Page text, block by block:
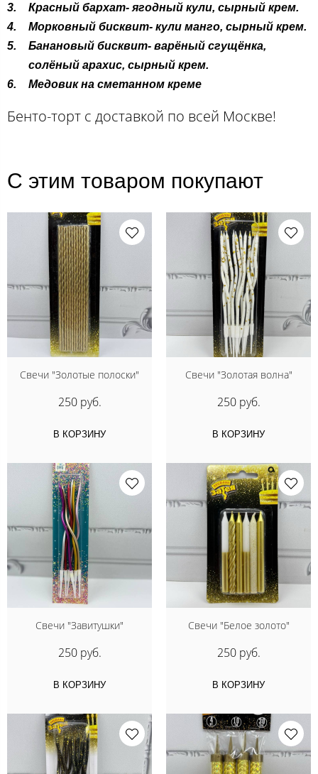
Красный бархат- ягодный кули, сырный крем.
Морковный бисквит- кули манго, сырный крем.
Банановый бисквит- варёный сгущёнка,
солёный арахис, сырный крем.
Медовик на сметанном креме
Бенто-торт с доставкой по всей Москве!
С этим товаром покупают
Свечи "Золотые полоски"
250 руб.
В КОРЗИНУ
Свечи "Золотая волна"
250 руб.
В КОРЗИНУ
Свечи "Завитушки"
250 руб.
В КОРЗИНУ
Свечи "Белое золото"
250 руб.
В КОРЗИНУ